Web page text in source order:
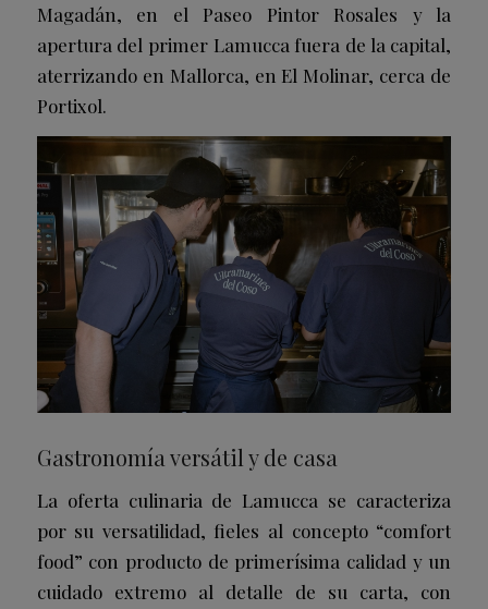
Magadán, en el Paseo Pintor Rosales y la
apertura del primer Lamucca fuera de la capital,
aterrizando en Mallorca, en El Molinar, cerca de
Portixol.
Gastronomía versátil y de casa
La oferta culinaria de Lamucca se caracteriza
por su versatilidad, fieles al concepto “comfort
food” con producto de primerísima calidad y un
cuidado extremo al detalle de su carta, con